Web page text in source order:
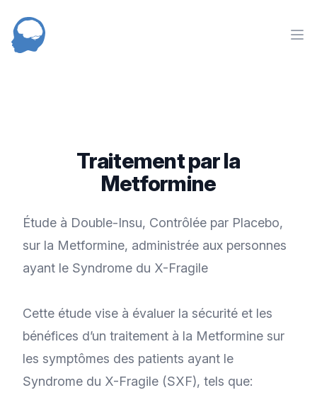
NED
Traitement par la
Metformine
Étude à Double-Insu, Contrôlée par Placebo,
sur la Metformine, administrée aux personnes
ayant le Syndrome du X-Fragile
Cette étude vise à évaluer la sécurité et les
bénéfices d’un traitement à la Metformine sur
les symptômes des patients ayant le
Syndrome du X-Fragile (SXF), tels que: